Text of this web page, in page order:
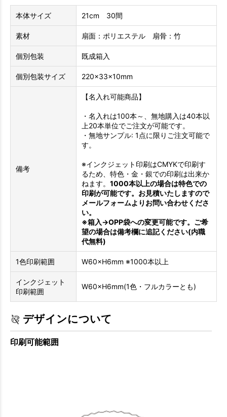
本体サイズ 21cm 30間
素材 扇面：ポリエステル 扇骨：竹
個別包装 既成箱入
個別包装サイズ 220×33×10mm
備考
【名入れ可能商品】
・名入れは100本～、無地購入は40本以
上20本単位でご注文が可能です。
・無地サンプル: 1点に限りご注文可能で
す。
※インクジェット印刷はCMYKで印刷す
るため、特色・金・銀での印刷は出来か
ねます。 1000本以上の場合は特色での
印刷が可能です。お見積いたしますので
メールフォームよりお問い合わせくださ
い。
※箱入→OPP袋への変更可能です。ご希
望の場合は備考欄に追記ください(内職
代無料)
1色印刷範囲 W60×H6mm ※1000本以上
インクジェット
印刷範囲
W60×H6mm(1色・フルカラーとも)
デザインについて
印刷可能範囲